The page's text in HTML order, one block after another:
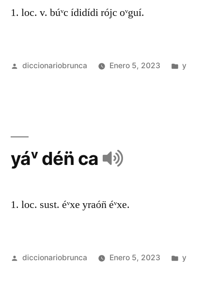
1. loc. v. búᵛc ídidídi rójc oᵛguí.
diccionariobrunca Enero 5, 2023 y
yáᵛ dén̈ ca
1. loc. sust. éᵛxe yraón̈ éᵛxe.
diccionariobrunca Enero 5, 2023 y